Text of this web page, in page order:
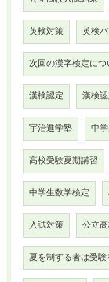
英検対策 英検
次回の漢字検定につ
漢検認定 漢検
宇治進学塾 中
高校受験夏期講習
中学生数学検定
入試対策 公立
夏を制する者は受